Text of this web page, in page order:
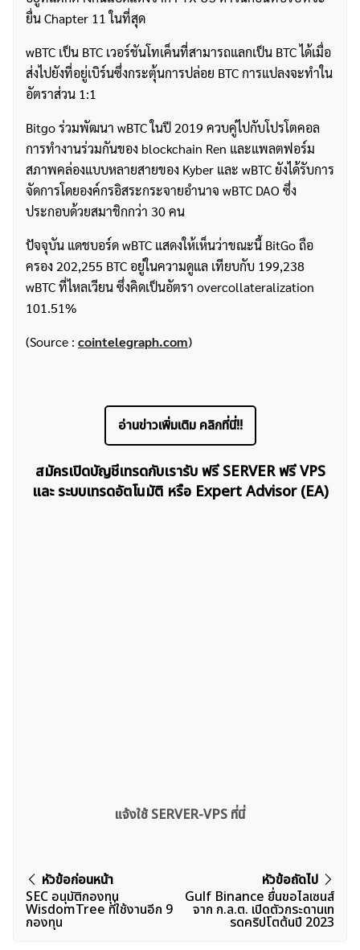
ค้นหา
สำหรับ:
ยื่น Chapter 11 ในที่สุด
wBTC เป็น BTC เวอร์ชันโทเค็นที่สามารถแลกเป็น BTC ได้เมื่อ
ส่งไปยังที่อยู่เบิร์นซึ่งกระตุ้นการปล่อย BTC การแปลงจะทำใน
อัตราส่วน 1:1
Bitgo ร่วมพัฒนา wBTC ในปี 2019 ควบคู่ไปกับโปรโตคอล
การทำงานร่วมกันของ blockchain Ren และแพลตฟอร์ม
สภาพคล่องแบบหลายสายของ Kyber และ wBTC ยังได้รับการ
จัดการโดยองค์กรอิสระกระจายอำนาจ wBTC DAO ซึ่ง
ประกอบด้วยสมาชิกกว่า 30 คน
ปัจจุบัน แดชบอร์ด wBTC แสดงให้เห็นว่าขณะนี้ BitGo ถือ
ครอง 202,255 BTC อยู่ในความดูแล เทียบกับ 199,238
wBTC ที่ไหลเวียน ซึ่งคิดเป็นอัตรา overcollateralization
101.51%
(Source : cointelegraph.com)
อ่านข่าวเพิ่มเติม คลิกที่นี่!!
สมัครเปิดบัญชีเทรดกับเรารับ ฟรี SERVER ฟรี VPS
และ ระบบเทรดอัตโนมัติ หรือ Expert Advisor (EA)
แจ้งใช้ SERVER-VPS ที่นี่
แนะแนว
เรื่อง
หัวข้อก่อนหน้า
SEC อนุมัติกองทุน
WisdomTree ที่ใช้งานอีก 9
กองทุน
หัวข้อถัดไป
Gulf Binance ยื่นขอไลเซนส์
จาก ก.ล.ต. เปิดตัวกระดานเท
รดคริปโตต้นปี 2023